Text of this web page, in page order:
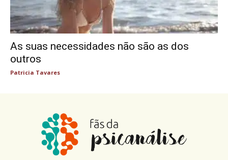
As suas necessidades não são as dos
outros
Patricia Tavares